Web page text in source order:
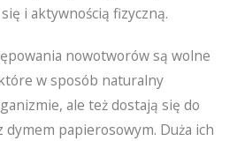
i aktywnością fizyczną.
nowotworów są wolne
w sposób naturalny
ale też dostają się do
papierosowym. Duża ich